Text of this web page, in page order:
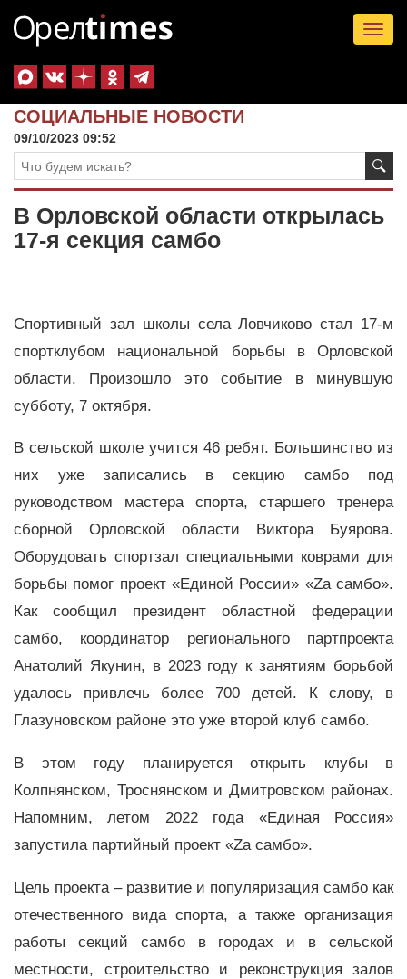
СОЦИАЛЬНЫЕ НОВОСТИ
09/10/2023 09:52
В Орловской области открылась
17-я секция самбо
Спортивный зал школы села Ловчиково стал 17-м
спортклубом национальной борьбы в Орловской
области. Произошло это событие в минувшую
субботу, 7 октября.
В сельской школе учится 46 ребят. Большинство из
них уже записались в секцию самбо под
руководством мастера спорта, старшего тренера
сборной Орловской области Виктора Буярова.
Оборудовать спортзал специальными коврами для
борьбы помог проект «Единой России» «Zа самбо».
Как сообщил президент областной федерации
самбо, координатор регионального партпроекта
Анатолий Якунин, в 2023 году к занятиям борьбой
удалось привлечь более 700 детей. К слову, в
Глазуновском районе это уже второй клуб самбо.
В этом году планируется открыть клубы в
Колпнянском, Троснянском и Дмитровском районах.
Напомним, летом 2022 года «Единая Россия»
запустила партийный проект «Zа самбо».
Цель проекта – развитие и популяризация самбо как
отечественного вида спорта, а также организация
работы секций самбо в городах и в сельской
местности, строительство и реконструкция залов